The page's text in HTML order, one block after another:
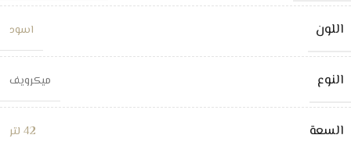
اللون اسود
النوع ميكرويف
السعة 42 لتر